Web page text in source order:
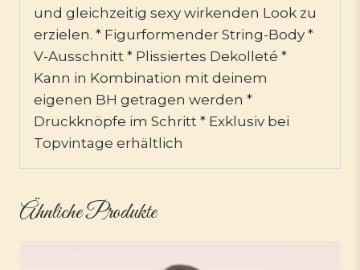
und gleichzeitig sexy wirkenden Look zu
erzielen. * Figurformender String-Body *
V-Ausschnitt * Plissiertes Dekolleté *
Kann in Kombination mit deinem
eigenen BH getragen werden *
Druckknöpfe im Schritt * Exklusiv bei
Topvintage erhältlich
Ähnliche Produkte